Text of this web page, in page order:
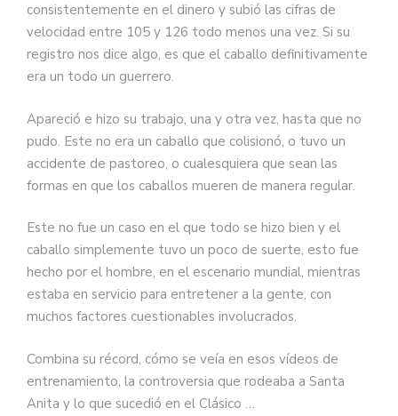
consistentemente en el dinero y subió las cifras de
velocidad entre 105 y 126 todo menos una vez. Si su
registro nos dice algo, es que el caballo definitivamente
era un todo un guerrero.
Apareció e hizo su trabajo, una y otra vez, hasta que no
pudo. Este no era un caballo que colisionó, o tuvo un
accidente de pastoreo, o cualesquiera que sean las
formas en que los caballos mueren de manera regular.
Este no fue un caso en el que todo se hizo bien y el
caballo simplemente tuvo un poco de suerte, esto fue
hecho por el hombre, en el escenario mundial, mientras
estaba en servicio para entretener a la gente, con
muchos factores cuestionables involucrados.
Combina su récord, cómo se veía en esos vídeos de
entrenamiento, la controversia que rodeaba a Santa
Anita y lo que sucedió en el Clásico …